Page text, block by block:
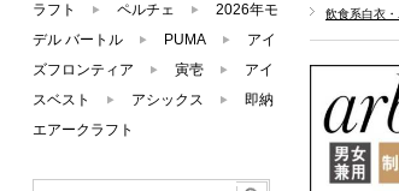
飲食系白衣
ラフト
ペルチェ
2026年モ
デル バートル
PUMA
アイ
ズフロンティア
寅壱
アイ
スベスト
アシックス
即納
エアークラフト